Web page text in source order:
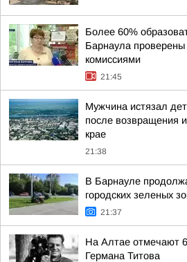
Более 60%
Барнаула
комиссиями
21:45
Мужчина истязал
после возвращения
крае
21:38
В Барнауле
городских зеленых
21:37
На Алтае отмечают
Германа Титова